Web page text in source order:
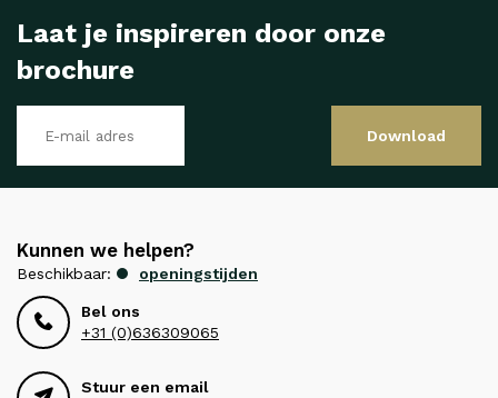
Laat je inspireren door onze
brochure
Download
Kunnen we helpen?
Beschikbaar: openingstijden
Bel ons
+31 (0)636309065
Stuur een email